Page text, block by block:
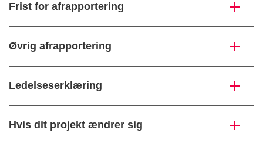
Frist for afrapportering
Øvrig afrapportering
Ledelseserklæring
Hvis dit projekt ændrer sig